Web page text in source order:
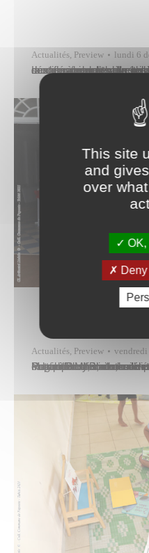
Actualités, Preview lundi 6
Le calendrier de collecte des déchets à Papeete est modifié à compter du 1er janvier 2022. Il est simplifié et ne comptera plus que deux secteurs pour le ramassage des bacs gris et des bacs verts, et quatre secteurs pour l’enlèvement des déchets végétaux et des encombrants. La collecte du bac gris s’effectuera désormais :–…
Actualités, Preview vendredi
Patrick Bordet, conseiller municipal délégué à la police et la prévention de la délinquance, a reçu ce matin Matahi Brotherson, maire de Uturoa, pour une visite au Poste de commandement opérationnel de la
This site
and
over
OK,